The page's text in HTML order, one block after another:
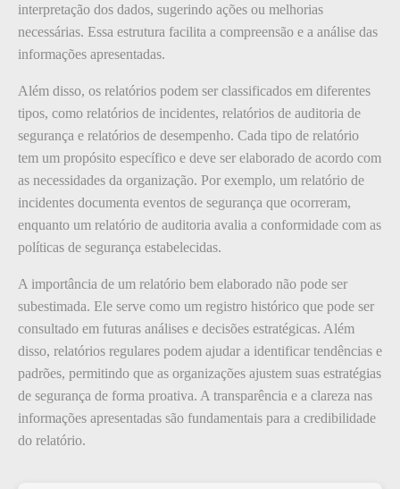
interpretação dos dados, sugerindo ações ou melhorias
necessárias. Essa estrutura facilita a compreensão e a análise das
informações apresentadas.
Além disso, os relatórios podem ser classificados em diferentes
tipos, como relatórios de incidentes, relatórios de auditoria de
segurança e relatórios de desempenho. Cada tipo de relatório
tem um propósito específico e deve ser elaborado de acordo com
as necessidades da organização. Por exemplo, um relatório de
incidentes documenta eventos de segurança que ocorreram,
enquanto um relatório de auditoria avalia a conformidade com as
políticas de segurança estabelecidas.
A importância de um relatório bem elaborado não pode ser
subestimada. Ele serve como um registro histórico que pode ser
consultado em futuras análises e decisões estratégicas. Além
disso, relatórios regulares podem ajudar a identificar tendências e
padrões, permitindo que as organizações ajustem suas estratégias
de segurança de forma proativa. A transparência e a clareza nas
informações apresentadas são fundamentais para a credibilidade
do relatório.